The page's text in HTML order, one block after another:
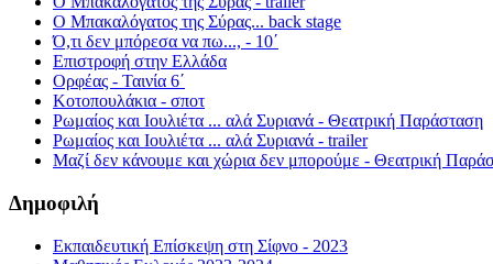
Ο Μπακαλόγατος της Σύρας... back stage
Ό,τι δεν μπόρεσα να πω..., - 10΄
Επιστροφή στην Ελλάδα
Ορφέας - Ταινία 6΄
Κοτοπουλάκια - σποτ
Ρωμαίος και Ιουλιέτα ... αλά Συριανά - Θεατρική Παράσταση
Ρωμαίος και Ιουλιέτα ... αλά Συριανά - trailer
Μαζί δεν κάνουμε και χώρια δεν μπορούμε - Θεατρική
Δημοφιλή
Εκπαιδευτική Επίσκεψη στη Σίφνο - 2023